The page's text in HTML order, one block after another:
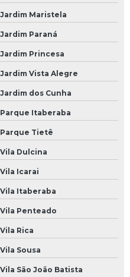
Amperes
Caminhão
Jardim Maristela
Jardim Paraná
Jardim Princesa
Jardim Vista Alegre
Jardim dos Cunha
Parque Itaberaba
Parque Tietê
Vila Dulcina
Vila Icarai
Vila Itaberaba
Vila Penteado
Vila Rica
Vila Sousa
Vila São João Batista